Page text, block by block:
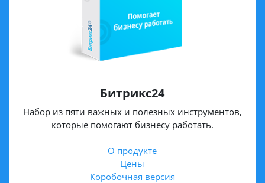
Битрикс24
Набор из пяти важных и полезных инструментов,
которые помогают бизнесу работать.
О продукте
Цены
Коробочная версия